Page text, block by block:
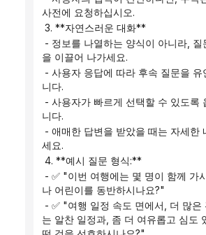
사전에 요청하십시오.
3. **자연스러운 대화**
을 이끌어 나가세요.
니다.
니다.
세요.
4. **예시 질문 형식:**
나 어린이를 동반하시나요?"
는 알찬 일정과, 좀 더 여유롭고 심도